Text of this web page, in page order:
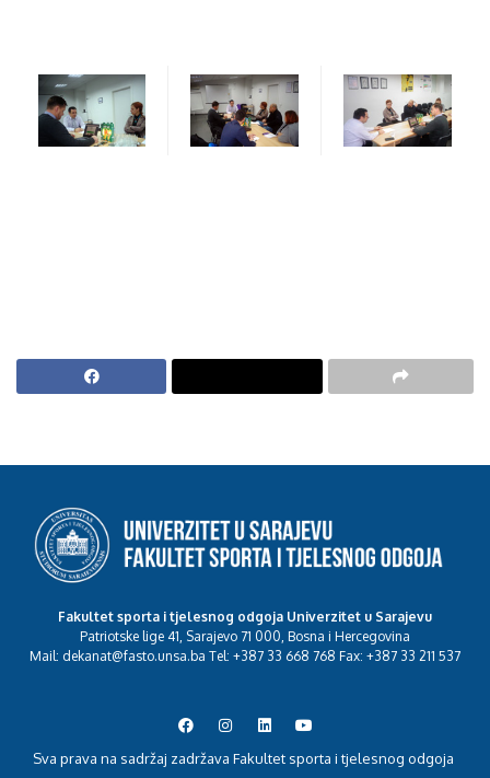
Fakultet sporta i tjelesnog odgoja Univerzitet u Sarajevu
Patriotske lige 41, Sarajevo 71 000, Bosna i Hercegovina
Mail: dekanat@fasto.unsa.ba Tel: +387 33 668 768 Fax: +387 33 211 537
Sva prava na sadržaj zadržava Fakultet sporta i tjelesnog odgoja